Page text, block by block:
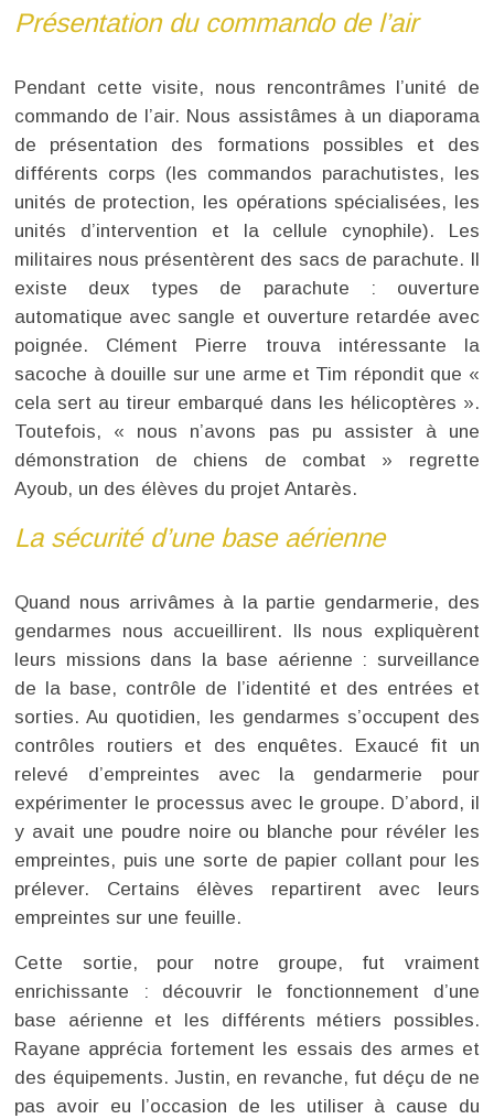
Présentation du commando de l’air
Pendant cette visite, nous rencontrâmes l’unité de
commando de l’air. Nous assistâmes à un diaporama
de présentation des formations possibles et des
différents corps (les commandos parachutistes, les
unités de protection, les opérations spécialisées, les
unités d’intervention et la cellule cynophile). Les
militaires nous présentèrent des sacs de parachute. Il
existe deux types de parachute : ouverture
automatique avec sangle et ouverture retardée avec
poignée. Clément Pierre trouva intéressante la
sacoche à douille sur une arme et Tim répondit que «
cela sert au tireur embarqué dans les hélicoptères ».
Toutefois, « nous n’avons pas pu assister à une
démonstration de chiens de combat » regrette
Ayoub, un des élèves du projet Antarès.
La sécurité d’une base aérienne
Quand nous arrivâmes à la partie gendarmerie, des
gendarmes nous accueillirent. Ils nous expliquèrent
leurs missions dans la base aérienne : surveillance
de la base, contrôle de l’identité et des entrées et
sorties. Au quotidien, les gendarmes s’occupent des
contrôles routiers et des enquêtes. Exaucé fit un
relevé d’empreintes avec la gendarmerie pour
expérimenter le processus avec le groupe. D’abord, il
y avait une poudre noire ou blanche pour révéler les
empreintes, puis une sorte de papier collant pour les
prélever. Certains élèves repartirent avec leurs
empreintes sur une feuille.
Cette sortie, pour notre groupe, fut vraiment
enrichissante : découvrir le fonctionnement d’une
base aérienne et les différents métiers possibles.
Rayane apprécia fortement les essais des armes et
des équipements. Justin, en revanche, fut déçu de ne
pas avoir eu l’occasion de les utiliser à cause du